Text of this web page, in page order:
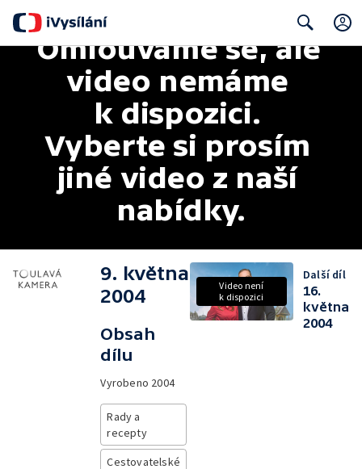
Search
Omlouváme se, ale
video nemáme
k dispozici.
Vyberte si prosím
jiné video z naší
nabídky.
9. května
2004
Obsah
dílu
Vyrobeno 2004
Rady a
recepty
Cestovatelské
Video není
k dispozici
Další díl
16.
května
2004